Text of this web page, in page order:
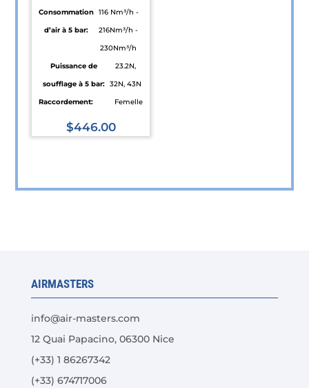
Consommation
d’air à 5 bar:
116 Nm³/h -
216Nm³/h -
230Nm³/h
Puissance de
soufflage à 5 bar:
23.2N,
32N, 43N
Raccordement:
Femelle
$446.00
être
sur
la
page
du
AIRMASTERS
info@air-masters.com
12 Quai Papacino, 06300 Nice
(+33) 1 86267342
(+33) 674717006